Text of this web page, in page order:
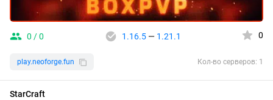
0 / 0 1.16.5— 1.21.1 0
play.neoforge.fun Кол-во серверов: 1
StarCraft